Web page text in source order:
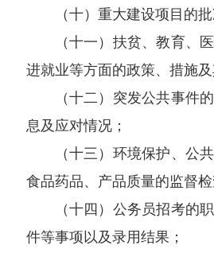
（十）重大建设项目的
（十一）扶贫、教育、
进就业等方面的政策、措施及
（十二）突发公共事件
息及应对情况；
（十三）环境保护、公
食品药品、产品质量的监督检
（十四）公务员招考的
件等事项以及录用结果；